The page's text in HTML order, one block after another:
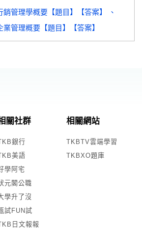
銷管理學概要【題目】【答案】
業管理概要【題目】【答案】
關社群
銀行
美語
學阿宅
元閣公職
學升了沒
試FUN試
日文報報
相關網站
TKBTV雲端學習
TKBXO題庫